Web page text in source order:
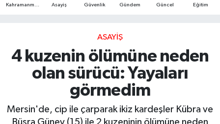
Asayiş Güvenlik Gündem Güncel Eğitim
ASAYIŞ
4 kuzenin ölümüne neden
olan sürücü: Yayaları
görmedim
Mersin'de, cip ile çarparak ikiz kardeşler Kübra ve
Büşra Güney (15) ile 2 kuzeninin ölümüne neden
Çevre
Ekonomi
Güncel
Kahramanmaraş Trafik Yoğunluk Haritası
Süper Lig Puan Durumu ve Fikstür
Tüm Manşetler
Son Dakika Haberleri
Haber Arşivi